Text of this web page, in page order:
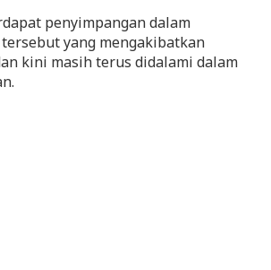
penyimpangan dalam
yang mengakibatkan
kini masih terus didalami dalam